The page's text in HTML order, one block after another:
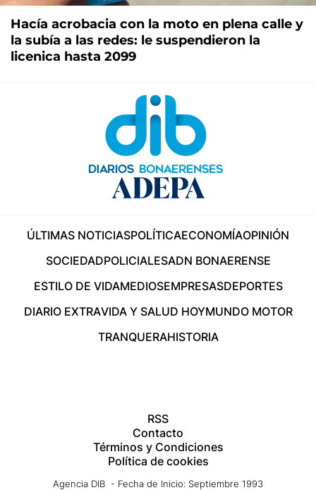
Hacía acrobacia con la moto en plena calle y
la subía a las redes: le suspendieron la
licenica hasta 2099
ÚLTIMAS NOTICIASPOLÍTICAECONOMÍAOPINIÓN
SOCIEDADPOLICIALESADN BONAERENSE
ESTILO DE VIDAMEDIOSEMPRESASDEPORTES
DIARIO EXTRAVIDA Y SALUD HOYMUNDO MOTOR
TRANQUERAHISTORIA
RSS
Contacto
Términos y Condiciones
Política de cookies
Agencia DIB - Fecha de Inicio: Septiembre 1993